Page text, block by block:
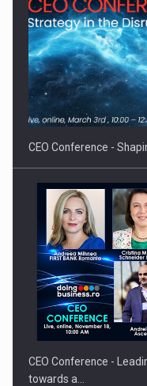
Hard Enduro Piatra
CEO Conference -
CEO Conference -
towards a…